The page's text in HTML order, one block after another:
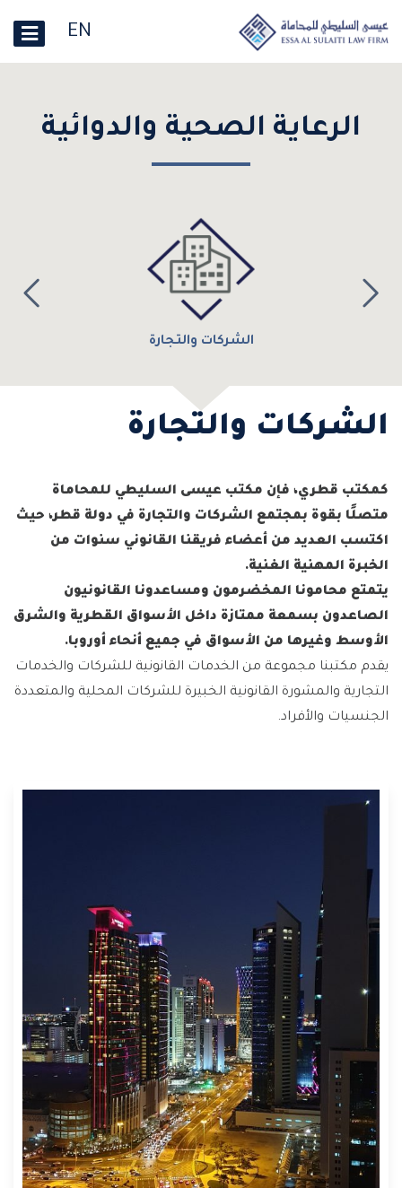
EN
الرعاية الصحية والدوائية
الشركات والتجارة
الشركات والتجارة
كمكتب قطري، فإن مكتب عيسى السليطي للمحاماة
متصلًا بقوة بمجتمع الشركات والتجارة في دولة قطر، حيث
اكتسب العديد من أعضاء فريقنا القانوني سنوات من
الخبرة المهنية الغنية.
يتمتع محامونا المخضرمون ومساعدونا القانونيون
الصاعدون بسمعة ممتازة داخل الأسواق القطرية والشرق
الأوسط وغيرها من الأسواق في جميع أنحاء أوروبا.
يقدم مكتبنا مجموعة من الخدمات القانونية للشركات والخدمات
التجارية والمشورة القانونية الخبيرة للشركات المحلية والمتعددة
الجنسيات والأفراد.